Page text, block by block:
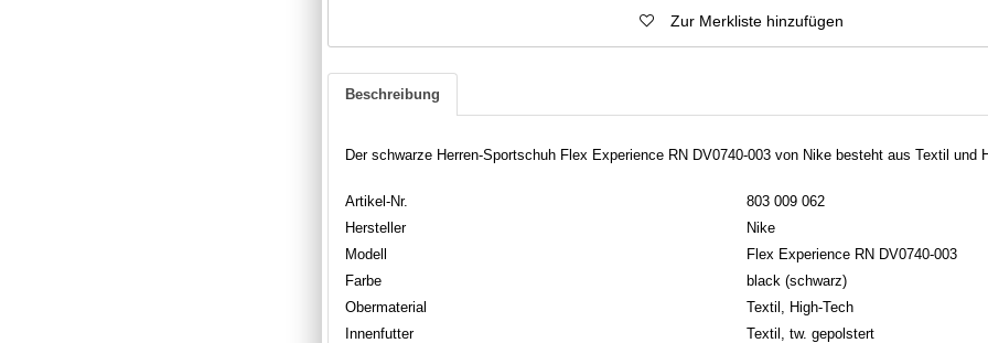
Zur Merkliste hinzufügen
Beschreibung
Der schwarze Herren-Sportschuh Flex Experience RN DV0740-003 von Nike besteht aus Textil und
Artikel-Nr.
803 009 062
Hersteller
Nike
Modell
Flex Experience RN DV0740-003
Farbe
black (schwarz)
Obermaterial
Textil, High-Tech
Innenfutter
Textil, tw. gepolstert